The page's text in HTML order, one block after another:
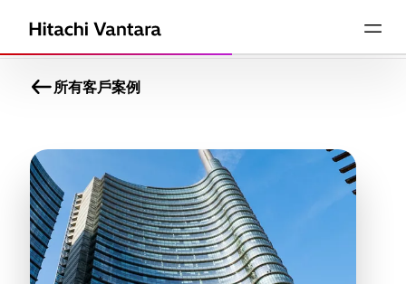
所有客戶案例